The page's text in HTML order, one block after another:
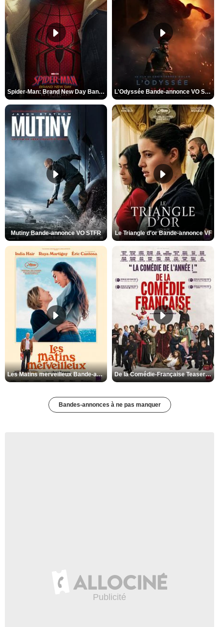
Spider-Man: Brand New Day Bande-annonce VO STFR L'Odyssée Bande-annonce VO STFR
Mutiny Bande-annonce VO STFR Le Triangle d'or Bande-annonce VF
Les Matins merveilleux Bande-annonce VF De la Comédie-Française Teaser VF
Bandes-annonces à ne pas manquer